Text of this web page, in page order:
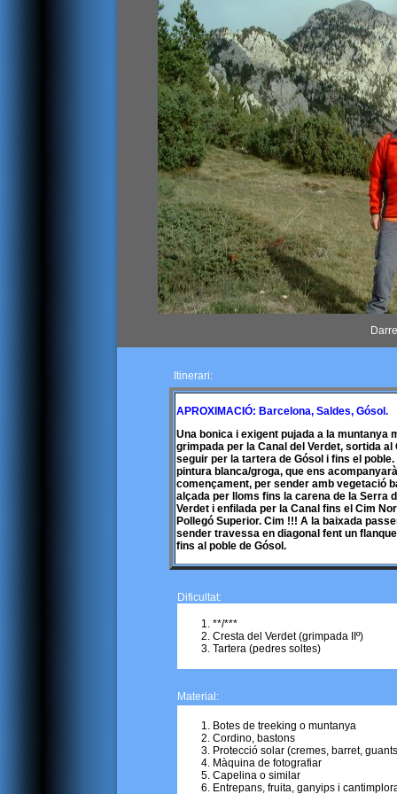
Itinerari:
APROXIMACIÓ: Barcelona, Saldes, Gósol.
Una bonica i exigent pujada a la muntanya
grimpada per la Canal del Verdet, sortida
seguir per la tartera de Gósol i fins el
pintura blanca/groga, que ens
començament, per sender amb vegetació
alçada per lloms fins la carena de la Serra
Verdet i enfilada per la Canal fins el Cim
Pollegó Superior. Cim !!! A la baixada
sender travessa en diagonal fent un
fins al poble de Gósol.
Dificultat:
**/***
Cresta del Verdet (grimpada IIº)
Tartera (pedres soltes)
Material:
Botes de treeking o muntanya
Cordino, bastons
Protecció solar (cremes, barret,
Màquina de fotografiar
Capelina o similar
Entrepans, fruita, ganyips i